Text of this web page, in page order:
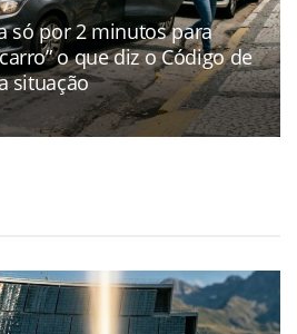
só por 2 minutos para
o que diz o Código de
situação